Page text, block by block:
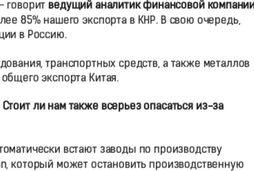
говорит ведущий аналитик финансовой
85% нашего экспорта в КНР. В свою очередь,
в Россию.
транспортных средств, а также металлов
экспорта Китая.
ли нам также всерьез опасаться из-за
встают заводы по производству
который может остановить производственную